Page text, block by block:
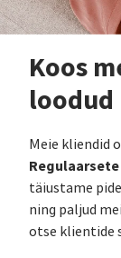
Koos
loodud
Meie kliendid
täiustame
ning paljud
otse klientide